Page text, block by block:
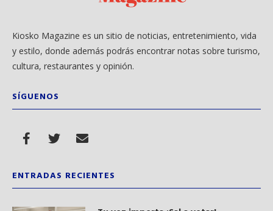
Kiosko Magazine es un sitio de noticias, entretenimiento, vida
y estilo, donde además podrás encontrar notas sobre turismo,
cultura, restaurantes y opinión.
SÍGUENOS
ENTRADAS RECIENTES